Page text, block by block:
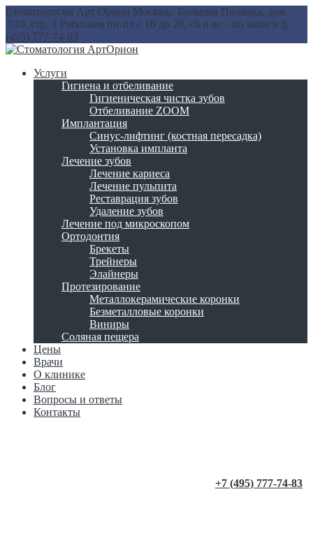
Стоматология Арт Орион Москва, Большая Полянка, дом
7/10, стр. 1 Работаем пн-пт с 10 до 20, сб и вс - по записи 8
(495) 777-74-83
Услуги
Гигиена и отбеливание
Гигиеническая чистка зубов
Отбеливание ZOOM
Имплантация
Синус-лифтинг (костная пересадка)
Установка импланта
Лечение зубов
Лечение кариеса
Лечение пульпита
Реставрация зубов
Удаление зубов
Лечение под микроскопом
Ортодонтия
Брекеты
Трейнеры
Элайнеры
Протезирование
Металлокерамические коронки
Безметалловые коронки
Виниры
Соляная пещера
Цены
Врачи
О клинике
Блог
Вопросы и ответы
Контакты
+7 (495) 777-74-83